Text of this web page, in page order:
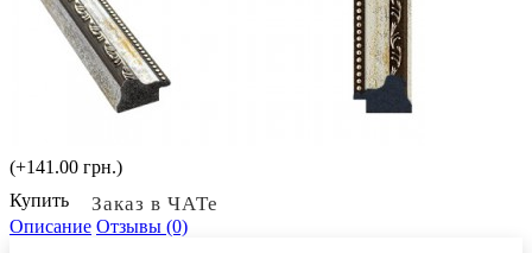
(+141.00 грн.)
Купить
Заказ в ЧАТе
Описание Отзывы (0)